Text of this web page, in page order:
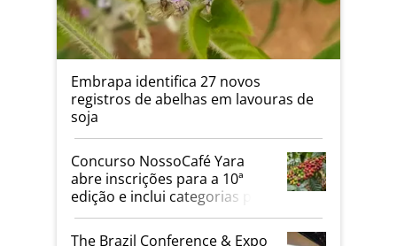
Embrapa identifica 27 novos
registros de abelhas em lavouras de
soja
Concurso NossoCafé Yara
abre inscrições para a 10ª
edição e inclui categorias para
cafés Canephora
The Brazil Conference & Expo